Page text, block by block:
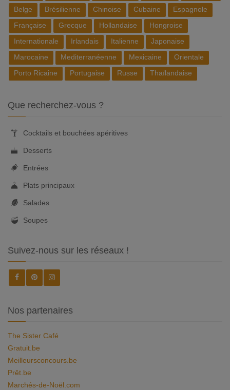
Belge
Brésilienne Chinoise Cubaine
Espagnole
Française
Grecque Hollandaise
Hongroise
Internationale
Irlandais Italienne
Japonaise
Marocaine
Mediterranéenne Mexicaine
Orientale
Porto Ricaine
Portugaise Russe Thaïlandaise
Que recherchez-vous ?
Cocktails et bouchées apéritives
Desserts
Entrées
Plats principaux
Salades
Soupes
Suivez-nous sur les réseaux !
Nos partenaires
The Sister Café
Gratuit.be
Meilleursconcours.be
Prêt.be
Marchés-de-Noël.com